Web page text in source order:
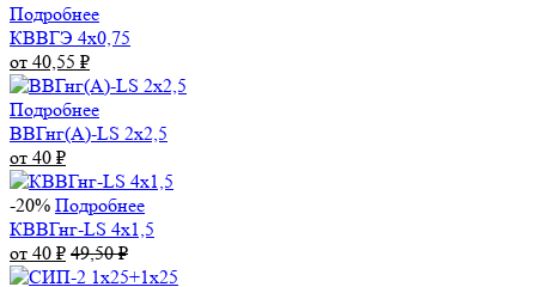
Подробнее
КВВГЭ 4х0,75
от 40,55 ₽
Подробнее
ВВГнг(А)-LS 2х2,5
от 40 ₽
-20% Подробнее
КВВГнг-LS 4х1,5
от 40 ₽ 49,50₽